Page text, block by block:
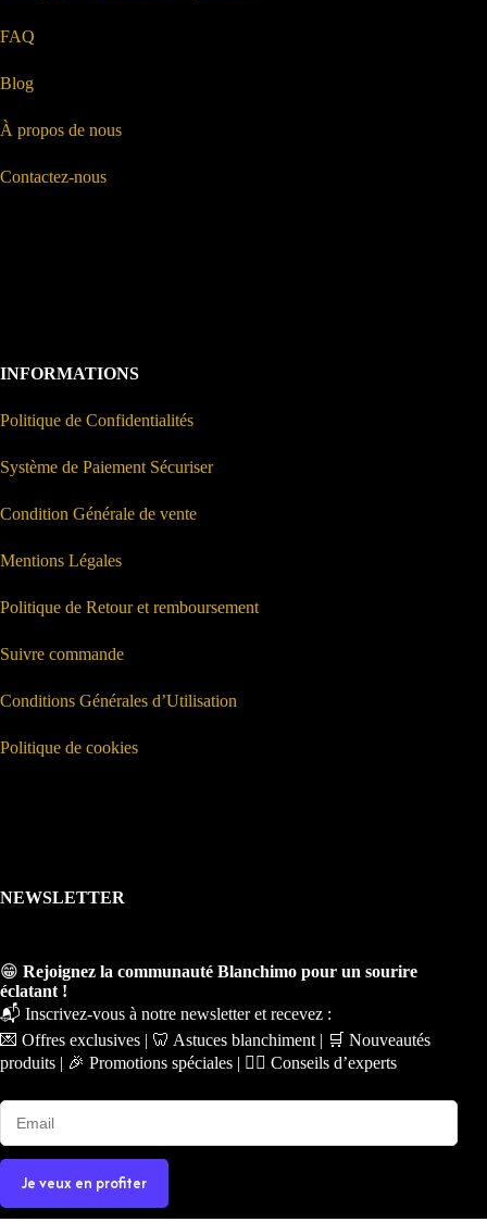
FAQ
Blog
À propos de nous
Contactez-nous
INFORMATIONS
Politique de Confidentialités
Système de Paiement Sécuriser
Condition Générale de vente
Mentions Légales
Politique de Retour et remboursement
Suivre commande
Conditions Générales d’Utilisation
Politique de cookies
NEWSLETTER
😁 Rejoignez la communauté Blanchimo pour un sourire
éclatant !
📬 Inscrivez-vous à notre newsletter et recevez :
💌 Offres exclusives | 🦷 Astuces blanchiment | 🛒 Nouveautés
produits | 🎉 Promotions spéciales | 🧑‍⚕️ Conseils d’experts
Je veux en profiter